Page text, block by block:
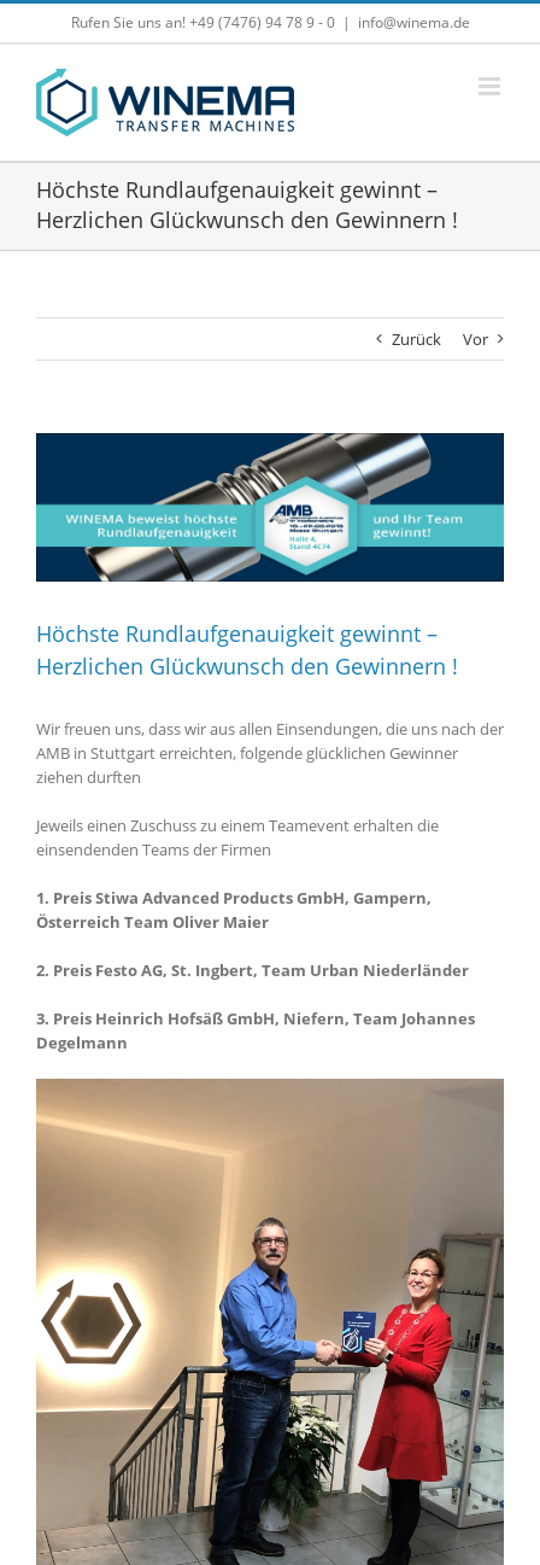
Zum
Rufen Sie uns an! +49 (7476) 94 78 9 - 0 | info@winema.de
Höchste Rundlaufgenauigkeit gewinnt –
Herzlichen Glückwunsch den Gewinnern !
Zurück Vor
Höchste Rundlaufgenauigkeit gewinnt –
Herzlichen Glückwunsch den Gewinnern !
Wir freuen uns, dass wir aus allen Einsendungen, die uns nach der
AMB in Stuttgart erreichten, folgende glücklichen Gewinner
ziehen durften
Jeweils einen Zuschuss zu einem Teamevent erhalten die
einsendenden Teams der Firmen
1. Preis Stiwa Advanced Products GmbH, Gampern,
Österreich Team Oliver Maier
2. Preis Festo AG, St. Ingbert, Team Urban Niederländer
3. Preis Heinrich Hofsäß GmbH, Niefern, Team Johannes
Degelmann